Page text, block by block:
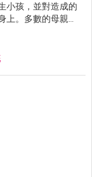
小孩，並對造成的
上。多數的母親都
對孩子感到內疚與
誰來協助。